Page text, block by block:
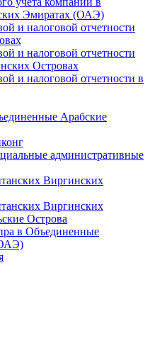
Эмиратах (ОАЭ)
и налоговой отчетности
и налоговой отчетности
Островах
и налоговой отчетности в
Арабские
административные
Виргинских
Виргинских
Острова
в Объединенные